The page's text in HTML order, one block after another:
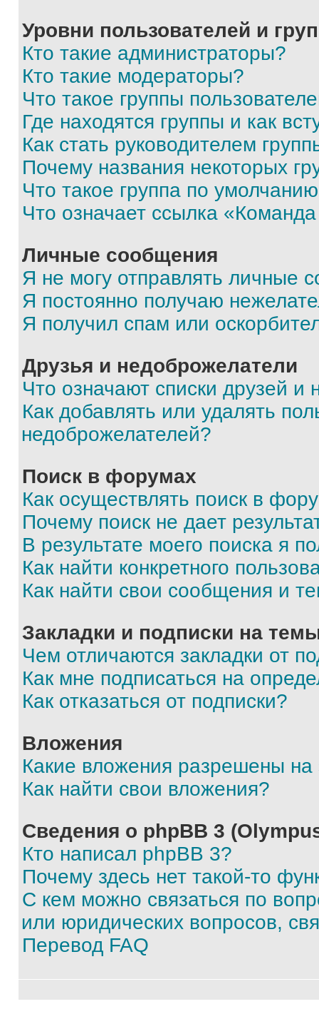
Уровни пользователей и
Кто такие администраторы?
Кто такие модераторы?
Что такое группы
Где находятся группы и как
Как стать руководителем
Почему названия некоторых
Что такое группа по
Что означает ссылка
Личные сообщения
Я не могу отправлять личные
Я постоянно получаю
Я получил спам или
Друзья и недоброжелатели
Что означают списки друзей и
Как добавлять или удалять
недоброжелателей?
Поиск в форумах
Как осуществлять поиск в
Почему поиск не дает
В результате моего поиска я
Как найти конкретного
Как найти свои сообщения и
Закладки и подписки на
Чем отличаются закладки от
Как мне подписаться на
Как отказаться от подписки?
Вложения
Какие вложения разрешены
Как найти свои вложения?
Сведения о phpBB 3
Кто написал phpBB 3?
Почему здесь нет такой-то
С кем можно связаться по
или юридических вопросов,
Перевод FAQ